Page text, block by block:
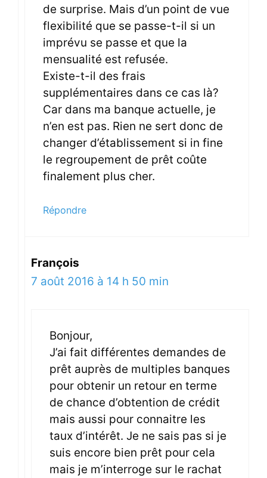
de surprise. Mais d’un point de vue
flexibilité que se passe-t-il si un
imprévu se passe et que la
mensualité est refusée.
Existe-t-il des frais
supplémentaires dans ce cas là?
Car dans ma banque actuelle, je
n’en est pas. Rien ne sert donc de
changer d’établissement si in fine
le regroupement de prêt coûte
finalement plus cher.
Répondre
François
7 août 2016 à 14 h 50 min
Bonjour,
J’ai fait différentes demandes de
prêt auprès de multiples banques
pour obtenir un retour en terme
de chance d’obtention de crédit
mais aussi pour connaitre les
taux d’intérêt. Je ne sais pas si je
suis encore bien prêt pour cela
mais je m’interroge sur le rachat